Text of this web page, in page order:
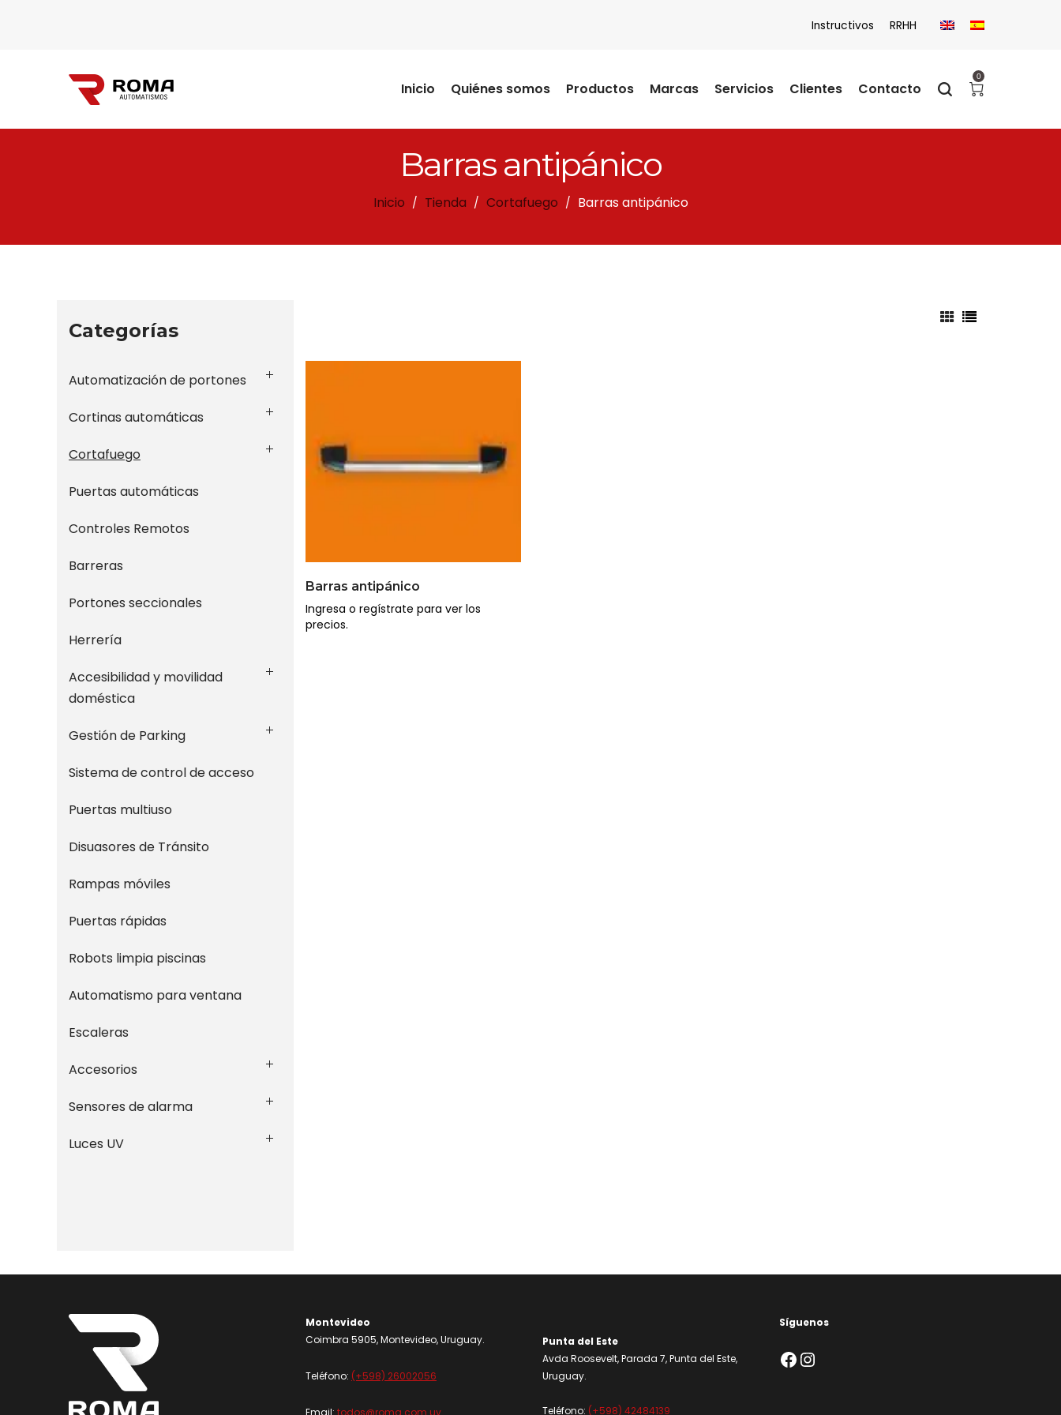
Instructivos RRHH
Roma
Inicio Quiénes somos Productos Marcas Servicios Clientes Contacto
0
Barras antipánico
Inicio / Tienda / Cortafuego / Barras antipánico
Barras antipánico
Ingresa o regístrate para ver los
precios.
Categorías
Automatización de portones
Cortinas automáticas
Cortafuego
Puertas automáticas
Controles Remotos
Barreras
Portones seccionales
Herrería
Accesibilidad y movilidad
doméstica
Gestión de Parking
Sistema de control de acceso
Puertas multiuso
Disuasores de Tránsito
Rampas móviles
Puertas rápidas
Robots limpia piscinas
Automatismo para ventana
Escaleras
Accesorios
Sensores de alarma
Luces UV
Montevideo
Coimbra 5905, Montevideo, Uruguay.
Teléfono: (+598) 26002056
Email: todos@roma.com.uy
Punta del Este
Avda Roosevelt, Parada 7, Punta del Este,
Uruguay.
Teléfono: (+598) 42484139
Síguenos
Facebook
Instagram